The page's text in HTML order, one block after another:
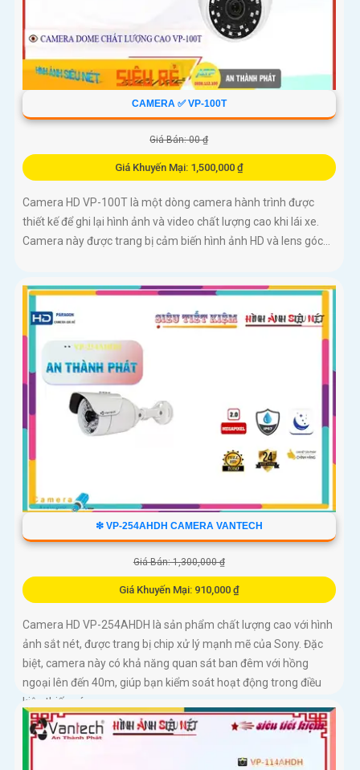
CAMERA ✅ VP-100T
Giá Bán: 00 ₫
Giá Khuyến Mại: 1,500,000 ₫
Camera HD VP-100T là một dòng camera hành trình được
thiết kế để ghi lại hình ảnh và video chất lượng cao khi lái xe.
Camera này được trang bị cảm biến hình ảnh HD và lens góc...
❇ VP-254AHDH CAMERA VANTECH
Giá Bán: 1,300,000 ₫
Giá Khuyến Mại: 910,000 ₫
Camera HD VP-254AHDH là sản phẩm chất lượng cao với hình
ảnh sắt nét, được trang bị chip xử lý mạnh mẽ của Sony. Đặc
biệt, camera này có khả năng quan sát ban đêm với hồng
ngoại lên đến 40m, giúp bạn kiểm soát hoạt động trong điều
kiện thiếu sáng